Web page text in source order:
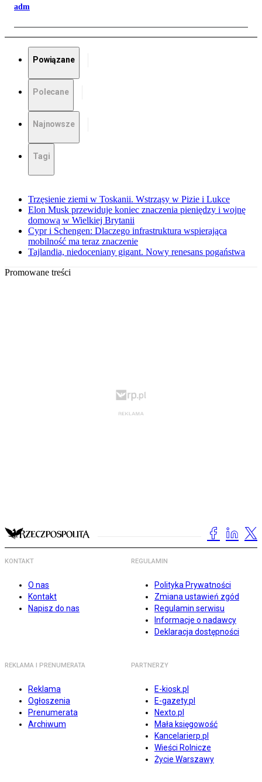
adm
Powiązane
Polecane
Najnowsze
Tagi
Trzęsienie ziemi w Toskanii. Wstrząsy w Pizie i Lukce
Elon Musk przewiduje koniec znaczenia pieniędzy i wojnę
domową w Wielkiej Brytanii
Cypr i Schengen: Dlaczego infrastruktura wspierająca
mobilność ma teraz znaczenie
Tajlandia, niedoceniany gigant. Nowy renesans pogaństwa
Promowane treści
KONTAKT
O nas
Kontakt
Napisz do nas
REGULAMIN
Polityka Prywatności
Zmiana ustawień zgód
Regulamin serwisu
Informacje o nadawcy
Deklaracja dostępności
REKLAMA I PRENUMERATA
Reklama
Ogłoszenia
Prenumerata
Archiwum
PARTNERZY
E-kiosk.pl
E-gazety.pl
Nexto.pl
Mała księgowość
Kancelarierp.pl
Wieści Rolnicze
Życie Warszawy